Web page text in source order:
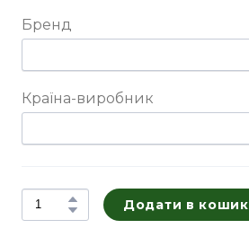
Бренд
Країна-виробник
Додати в кошик